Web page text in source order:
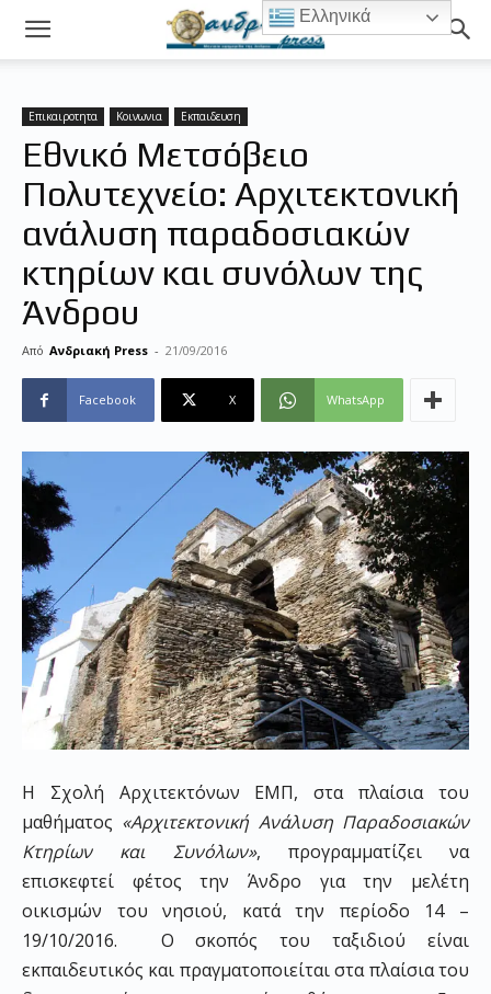
Επικαιροτητα Κοινωνια Εκπαιδευση
Εθνικό Μετσόβειο
Πολυτεχνείο: Αρχιτεκτονική
ανάλυση παραδοσιακών
κτηρίων και συνόλων της
Άνδρου
Από Ανδριακή Press - 21/09/2016
Facebook X WhatsApp
Η Σχολή Αρχιτεκτόνων ΕΜΠ, στα πλαίσια του
μαθήματος «Αρχιτεκτονική Ανάλυση Παραδοσιακών
Κτηρίων και Συνόλων», προγραμματίζει να
επισκεφτεί φέτος την Άνδρο για την μελέτη
οικισμών του νησιού, κατά την περίοδο 14 –
19/10/2016. Ο σκοπός του ταξιδιού είναι
εκπαιδευτικός και πραγματοποιείται στα πλαίσια του
Ελληνικά